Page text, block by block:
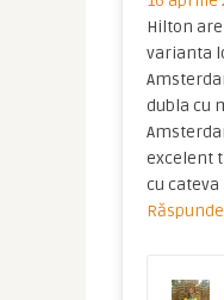
Hilton
varianta
dubla cu
excelent
cu
Răspunde